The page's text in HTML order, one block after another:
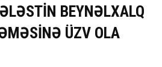
BEYNƏLXALQ
ÜZV OLA